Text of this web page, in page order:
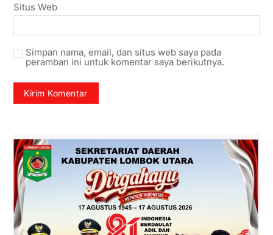
Situs Web
Simpan nama, email, dan situs web saya pada
peramban ini untuk komentar saya berikutnya.